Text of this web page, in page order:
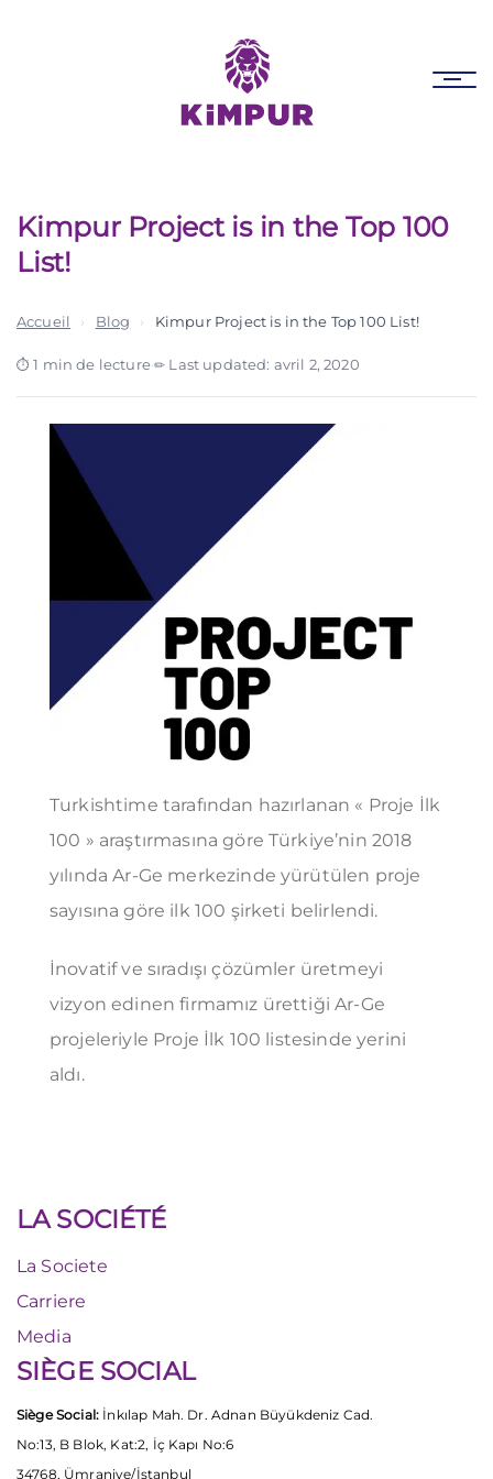
Kimpur Project is in the Top 100
List!
Accueil › Blog › Kimpur Project is in the Top 100 List!
1 min de lecture· Last updated: avril 2, 2020
Turkishtime tarafından hazırlanan « Proje İlk
100 » araştırmasına göre Türkiye’nin 2018
yılında Ar-Ge merkezinde yürütülen proje
sayısına göre ilk 100 şirketi belirlendi.
İnovatif ve sıradışı çözümler üretmeyi
vizyon edinen firmamız ürettiği Ar-Ge
projeleriyle Proje İlk 100 listesinde yerini
aldı.
LA SOCIÉTÉ
La Societe
Carriere
Media
SIÈGE SOCIAL
Siège Social: İnkılap Mah. Dr. Adnan Büyükdeniz Cad.
No:13, B Blok, Kat:2, İç Kapı No:6
34768, Ümraniye/İstanbul